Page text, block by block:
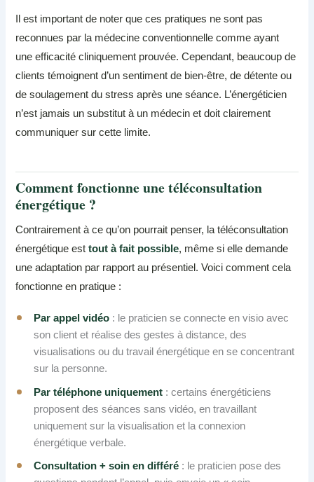
Il est important de noter que ces pratiques ne sont pas
reconnues par la médecine conventionnelle comme ayant
une efficacité cliniquement prouvée. Cependant, beaucoup de
clients témoignent d’un sentiment de bien-être, de détente ou
de soulagement du stress après une séance. L’énergéticien
n’est jamais un substitut à un médecin et doit clairement
communiquer sur cette limite.
Comment fonctionne une téléconsultation
énergétique ?
Contrairement à ce qu’on pourrait penser, la téléconsultation
énergétique esttout à fait possible, même si elle demande
une adaptation par rapport au présentiel. Voici comment cela
fonctionne en pratique :
Par appel vidéo : le praticien se connecte en visio avec
son client et réalise des gestes à distance, des
visualisations ou du travail énergétique en se concentrant
sur la personne.
Par téléphone uniquement : certains énergéticiens
proposent des séances sans vidéo, en travaillant
uniquement sur la visualisation et la connexion
énergétique verbale.
Consultation + soin en différé : le praticien pose des